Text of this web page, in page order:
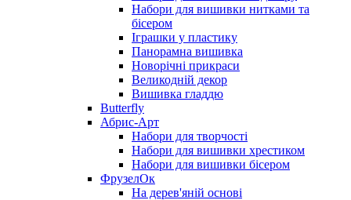
Набори для вишивки нитками та
бісером
Іграшки у пластику
Панорамна вишивка
Новорічні прикраси
Великодній декор
Вишивка гладдю
Butterfly
Абрис-Арт
Набори для творчості
Набори для вишивки хрестиком
Набори для вишивки бісером
ФрузелОк
На дерев'яній основі